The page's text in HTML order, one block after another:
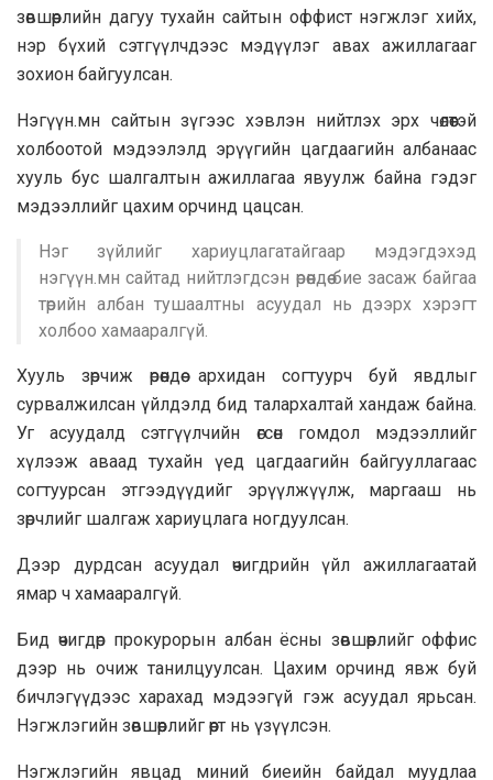
зөвшөөрлийн дагуу тухайн сайтын оффист нэгжлэг хийх,
нэр бүхий сэтгүүлчдээс мэдүүлэг авах ажиллагааг
зохион байгуулсан.
Нэгүүн.мн сайтын зүгээс хэвлэн нийтлэх эрх чөлөөтэй
холбоотой мэдээлэлд эрүүгийн цагдаагийн албанаас
хууль бус шалгалтын ажиллагаа явуулж байна гэдэг
мэдээллийг цахим орчинд цацсан.
Нэг зүйлийг хариуцлагатайгаар мэдэгдэхэд
нэгүүн.мн сайтад нийтлэгдсэн өрөөндөө бие засаж байгаа
төрийн албан тушаалтны асуудал нь дээрх хэрэгт
холбоо хамааралгүй.
Хууль зөрчиж өрөөндөө архидан согтуурч буй явдлыг
сурвалжилсан үйлдэлд бид талархалтай хандаж байна.
Уг асуудалд сэтгүүлчийн өгсөн гомдол мэдээллийг
хүлээж аваад тухайн үед цагдаагийн байгууллагаас
согтуурсан этгээдүүдийг эрүүлжүүлж, маргааш нь
зөрчлийг шалгаж хариуцлага ногдуулсан.
Дээр дурдсан асуудал өчигдрийн үйл ажиллагаатай
ямар ч хамааралгүй.
Бид өчигдөр прокурорын албан ёсны зөвшөөрлийг оффис
дээр нь очиж танилцуулсан. Цахим орчинд явж буй
бичлэгүүдээс харахад мэдээгүй гэж асуудал ярьсан.
Нэгжлэгийн зөвшөөрлийг өөрт нь үзүүлсэн.
Нэгжлэгийн явцад миний биеийн байдал муудлаа